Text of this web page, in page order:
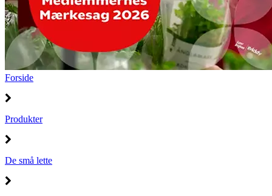
Forside
Produkter
De små lette